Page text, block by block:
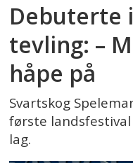
Debuterte
tevling: –
håpe på
Svartskog
første
lag.